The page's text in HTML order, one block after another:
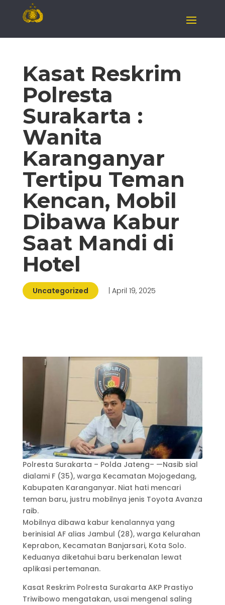
Kasat Reskrim
Polresta
Surakarta :
Wanita
Karanganyar
Tertipu Teman
Kencan, Mobil
Dibawa Kabur
Saat Mandi di
Hotel
Uncategorized | April 19, 2025
Polresta Surakarta – Polda Jateng– —Nasib sial
dialami F (35), warga Kecamatan Mojogedang,
Kabupaten Karanganyar. Niat hati mencari
teman baru, justru mobilnya jenis Toyota Avanza
raib.
Mobilnya dibawa kabur kenalannya yang
berinisial AF alias Jambul (28), warga Kelurahan
Keprabon, Kecamatan Banjarsari, Kota Solo.
Keduanya diketahui baru berkenalan lewat
aplikasi pertemanan.
Kasat Reskrim Polresta Surakarta AKP Prastiyo
Triwibowo mengatakan, usai mengenal saling